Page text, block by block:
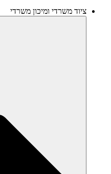
ציוד משרדי ומיכון משרדי